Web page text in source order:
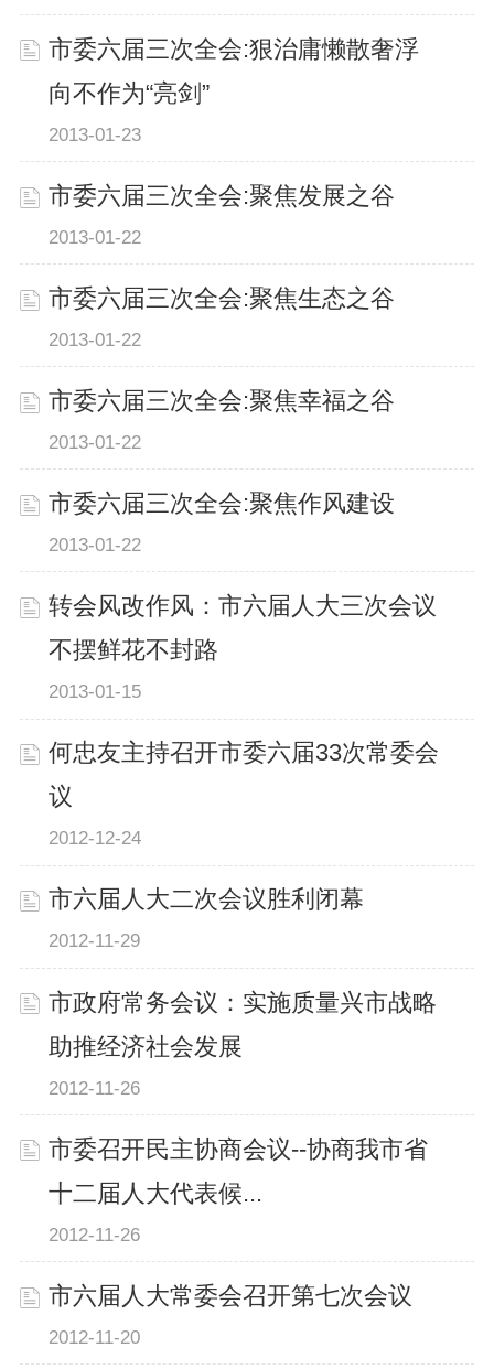
市委六届三次全会:狠治庸懒散奢浮
向不作为“亮剑”
2013-01-23
市委六届三次全会:聚焦发展之谷
2013-01-22
市委六届三次全会:聚焦生态之谷
2013-01-22
市委六届三次全会:聚焦幸福之谷
2013-01-22
市委六届三次全会:聚焦作风建设
2013-01-22
转会风改作风：市六届人大三次会议
不摆鲜花不封路
2013-01-15
何忠友主持召开市委六届33次常委会
议
2012-12-24
市六届人大二次会议胜利闭幕
2012-11-29
市政府常务会议：实施质量兴市战略
助推经济社会发展
2012-11-26
市委召开民主协商会议--协商我市省
十二届人大代表候...
2012-11-26
市六届人大常委会召开第七次会议
2012-11-20